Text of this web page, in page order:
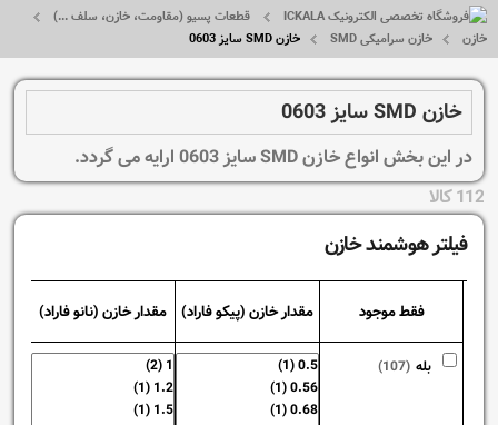
قطعات پسیو (مقاومت، خازن، سلف ...)
خازن
خازن سرامیکی SMD خازن SMD سایز 0603
خازن SMD سایز 0603
در این بخش انواع خازن SMD سایز 0603 ارایه می گردد.
112 کالا
فیلتر هوشمند خازن
فقط موجود
بله (107)
مقدار خازن (پیکو فاراد) مقدار خازن (نانو فاراد)